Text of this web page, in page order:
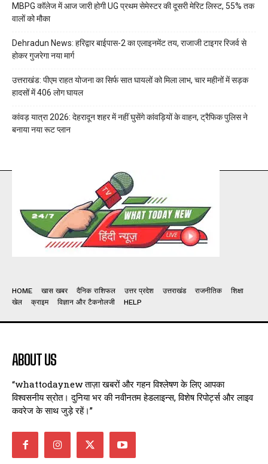
MBPG कॉलेज में आज जारी होगी UG प्रथम सेमेस्टर की दूसरी मेरिट लिस्ट, 55% तक
वालों को मौका
Dehradun News: हरिद्वार बाईपास-2 का एलाइनमेंट तय, राजाजी टाइगर रिजर्व से
होकर गुजरेगा नया मार्ग
उत्तराखंड: पीएम राहत योजना का सिर्फ सात घायलों को मिला लाभ, चार महीनों में सड़क
हादसों में 406 लोग घायल
कांवड़ यात्रा 2026: देहरादून शहर में नहीं घुसेंगे कांवड़ियों के वाहन, ट्रैफिक पुलिस ने
बनाया नया रूट प्लान
HOME खास खबर दैनिक राशिफल उत्तर प्रदेश उत्तराखंड राजनीतिक
शिक्षा
खेल
क्राइम विज्ञान और टैकनोलजी HELP
ABOUT US
“whattodaynew ताज़ा खबरों और गहन विश्लेषण के लिए आपका
विश्वसनीय स्रोत। दुनिया भर की नवीनतम हेडलाइन्स, विशेष रिपोर्ट्स और लाइव
कवरेज के साथ जुड़े रहें।”